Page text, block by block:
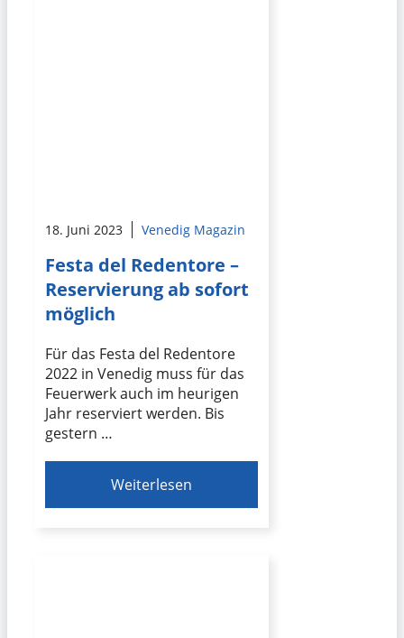
18. Juni 2023 Venedig Magazin
Festa del Redentore –
Reservierung ab sofort
möglich
Für das Festa del Redentore
2022 in Venedig muss für das
Feuerwerk auch im heurigen
Jahr reserviert werden. Bis
gestern …
Weiterlesen